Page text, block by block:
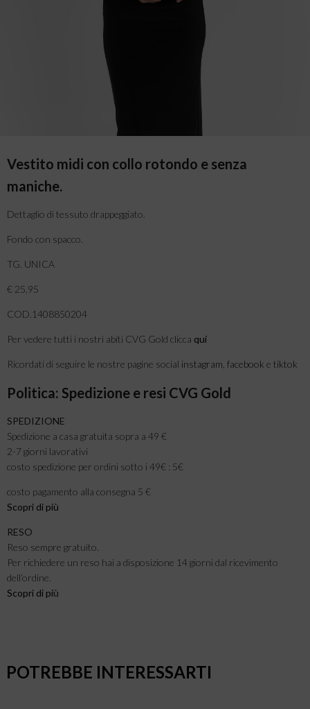
Vestito midi con collo rotondo e senza
maniche.
Dettaglio di tessuto drappeggiato.
Fondo con spacco.
TG. UNICA
€ 25,95
COD.1408850204
Per vedere tutti i nostri abiti CVG Gold clicca qui
Ricordati di seguire le nostre pagine social instagram facebook e tiktok
Politica: Spedizione e resi CVG Gold
SPEDIZIONE
Spedizione a casa gratuita sopra a 49 €
2-7 giorni lavorativi
costo spedizione per ordini sotto i 49€ : 5€
costo pagamento alla consegna 5 €
Scopri di più
RESO
Reso sempre gratuito.
Per richiedere un reso hai a disposizione 14 giorni dal ricevimento
dell’ordine.
Scopri di più
POTREBBE INTERESSARTI